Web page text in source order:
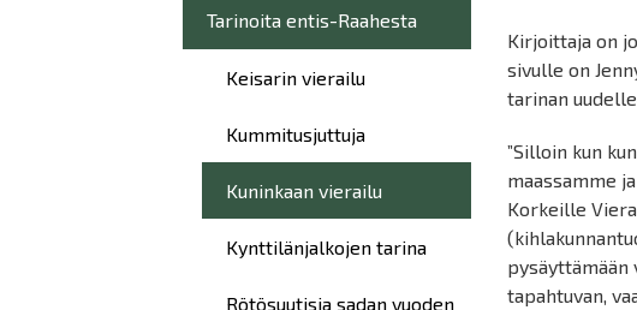
Tarinoita entis-Raahesta
Keisarin vierailu
Kummitusjuttuja
Kuninkaan vierailu
Kynttilänjalkojen tarina
Rötösuutisia sadan vuoden
Kirjoittaja on
sivulle on
tarinan
”Silloin kun
maassamme
Korkeille
pysäyttämään
tapahtuvan,